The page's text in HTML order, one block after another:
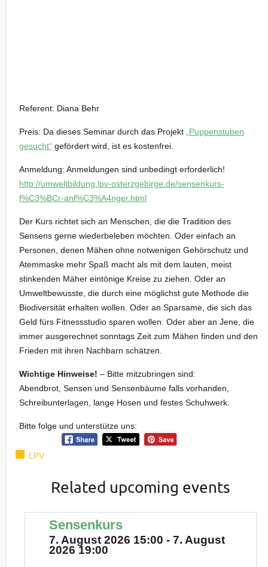
Referent: Diana Behr
Preis: Da dieses Seminar durch das Projekt „Puppenstuben
gesucht“ gefördert wird, ist es kostenfrei.
Anmeldung: Anmeldungen sind unbedingt erforderlich!
http://umweltbildung.lpv-osterzgebirge.de/sensenkurs-
f%C3%BCr-anf%C3%A4nger.html
Der Kurs richtet sich an Menschen, die die Tradition des
Sensens gerne wiederbeleben möchten. Oder einfach an
Personen, denen Mähen ohne notwenigen Gehörschutz und
Atemmaske mehr Spaß macht als mit dem lauten, meist
stinkenden Mäher eintönige Kreise zu ziehen. Oder an
Umweltbewusste, die durch eine möglichst gute Methode die
Biodiversität erhalten wollen. Oder an Sparsame, die sich das
Geld fürs Fitnessstudio sparen wollen. Oder aber an Jene, die
immer ausgerechnet sonntags Zeit zum Mähen finden und den
Frieden mit ihren Nachbarn schätzen.
Wichtige Hinweise! – Bitte mitzubringen sind:
Abendbrot, Sensen und Sensenbäume falls vorhanden,
Schreibunterlagen, lange Hosen und festes Schuhwerk.
Bitte folge und unterstütze uns:
LPV
Related upcoming events
Sensenkurs
7. August 2026 15:00 - 7. August
2026 19:00